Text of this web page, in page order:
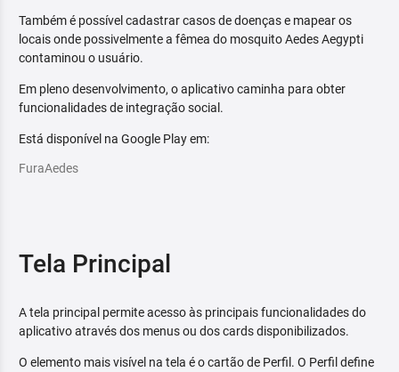
Também é possível cadastrar casos de doenças e mapear os
locais onde possivelmente a fêmea do mosquito Aedes Aegypti
contaminou o usuário.
Em pleno desenvolvimento, o aplicativo caminha para obter
funcionalidades de integração social.
Está disponível na Google Play em:
FuraAedes
Tela Principal
A tela principal permite acesso às principais funcionalidades do
aplicativo através dos menus ou dos cards disponibilizados.
O elemento mais visível na tela é o cartão de Perfil. O Perfil define